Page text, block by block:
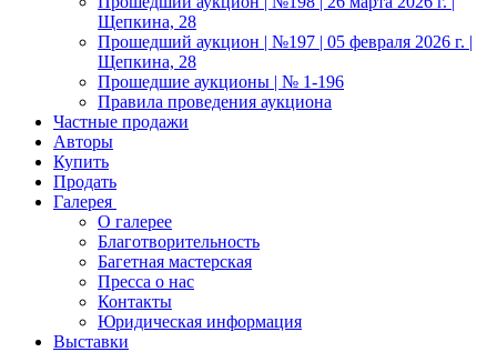
Щепкина, 28
Прошедший аукцион | №197 | 05 февраля 2026 г. |
Щепкина, 28
Прошедшие аукционы | № 1-196
Правила проведения аукциона
Частные продажи
Авторы
Купить
Продать
Галерея
О галерее
Благотворительность
Багетная мастерская
Пресса о нас
Контакты
Юридическая информация
Выставки